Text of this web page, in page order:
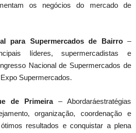
os negócios do mercado de
para Supermercados de Bairro–
líderes, supermercadistas e
Nacional de Supermercados de
Supermercados.
de Primeira– Abordaráestratégias
organização, coordenação e
resultados e conquistar a plena